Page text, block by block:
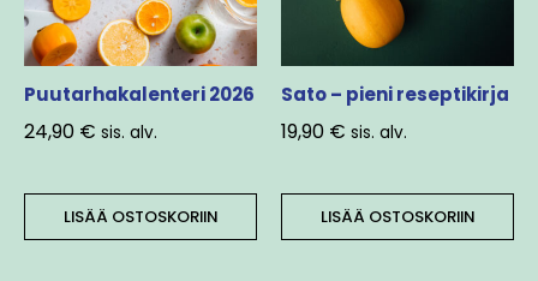
Puutarhakalenteri 2026
24,90 € sis. alv.
LISÄÄ OSTOSKORIIN
Sato – pieni reseptikirja
19,90 € sis. alv.
LISÄÄ OSTOSKORIIN